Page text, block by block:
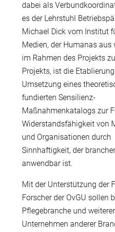
dabei als
es der Lehrstuhl Betriebspä
Michael Dick vom Institut f
Medien, der Humanas
im Rahmen des Projekts
Projekts, ist die
Umsetzung eines
fundierten Sensilienz-
Maßnahmenkatalogs zur F
Widerstandsfähigkeit von
und Organisationen durch
Sinnhaftigkeit, der
anwendbar ist.
Mit der Unterstützung der
Forscher der OvGU sollen
Pflegebranche und
Unternehmen anderer